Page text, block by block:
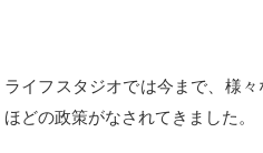
ライフスタジオでは今まで、様
ほどの政策がなされてきました。